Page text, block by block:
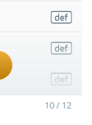
10 / 12